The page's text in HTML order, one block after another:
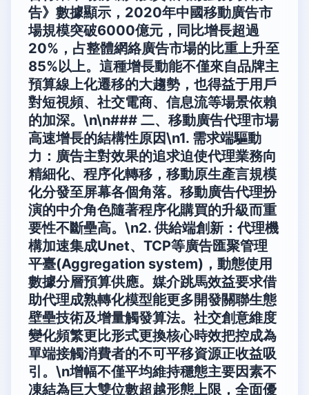
告》數據顯示，2020年中國移動廣告市
場規模突破6000億元，同比增長超過
20%，占整體網絡廣告市場的比重上升至
85%以上。這種增長動能不僅來自品牌主
預算線上化遷移的大趨勢，也得益于用戶
對短視頻、社交電商、信息流等場景依賴
的加深。\n\n### 二、移動廣告代理市場
高速增長的結構性原因\n1. 需求端驅動
力 ：廣告主對效果的追求迫使代理業務向
精細化、程序化轉移，移動原生產言規模
化分發至屏幕各個角落。移動廣告代理扮
演的中介角色隨著程序化購買的升級而重
要性不斷壘高。\n2. 供給端創新 ：代理機
構加速集成Unet、TCP等廣告匯聚管理
平臺(Aggregation system)，動態使用
數據分層預算供應。媒介跳馬效益要求借
助代理成熟轉化模型能更多開發關聯生態
壁壘技術及增量觸發算法。社交創意維度
變化頻繁更比形式更換核心時效把控成為
單端接觸消費者的不可平移資源正收益吸
引。\n增幅不僅平均維持穩態主要因素不
凍結為巨大雙位數超越形態上限，全面優